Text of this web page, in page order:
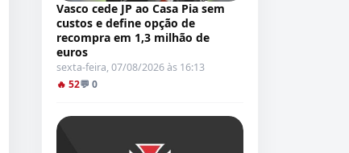
Vasco cede JP ao Casa Pia sem
custos e define opção de
recompra em 1,3 milhão de
euros
sexta-feira, 07/08/2026 às 16:13
🔥 52💬 0